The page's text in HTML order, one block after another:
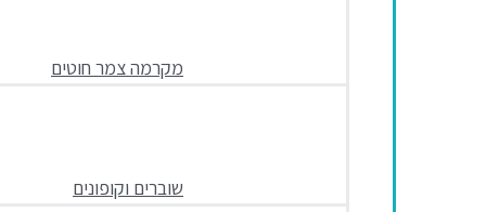
מקרמה צמר חוטים
שוברים וקופונים